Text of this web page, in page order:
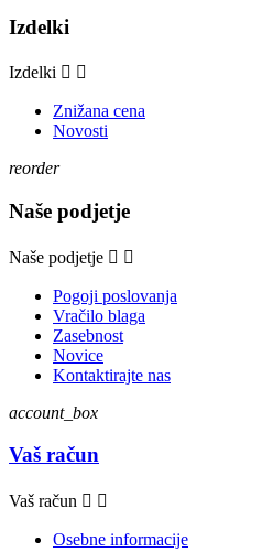
Izdelki
Izdelki  
Znižana cena
Novosti
reorder
Naše podjetje
Naše podjetje  
Pogoji poslovanja
Vračilo blaga
Zasebnost
Novice
Kontaktirajte nas
account_box
Vaš račun
Vaš račun  
Osebne informacije